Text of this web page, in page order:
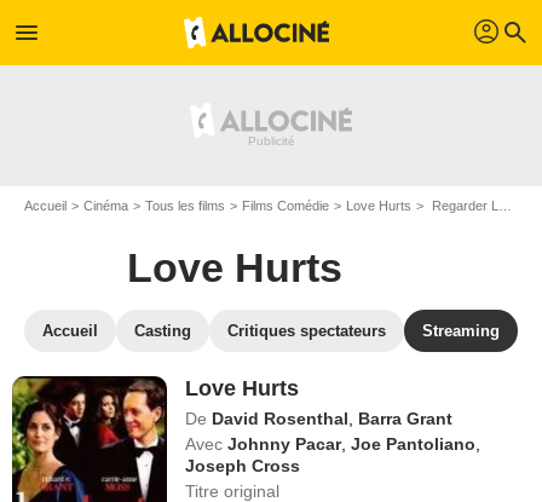
menu profil search
Accueil Cinéma Tous les films Films Comédie Love Hurts Regarder Love Hurts en SVOD
Love Hurts
Accueil Casting Critiques spectateurs Streaming
Love Hurts
De David Rosenthal
Barra Grant
Avec Johnny Pacar,Joe Pantoliano
Joseph Cross
Titre original